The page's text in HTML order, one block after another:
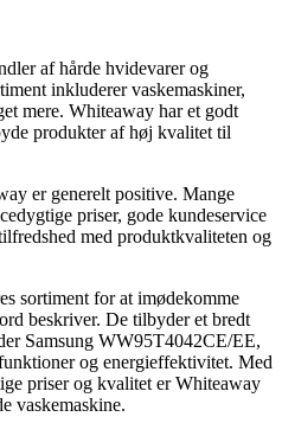
af hårde hvidevarer og
inkluderer vaskemaskiner,
mere. Whiteaway har et godt
produkter af høj kvalitet til
er generelt positive. Mange
priser, gode kundeservice
med produktkvaliteten og
sortiment for at imødekomme
beskriver. De tilbyder et bredt
Samsung WW95T4042CE/EE,
og energieffektivitet. Med
priser og kvalitet er Whiteaway
vaskemaskine.